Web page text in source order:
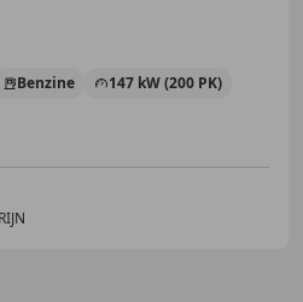
Benzine 147 kW (200 PK)